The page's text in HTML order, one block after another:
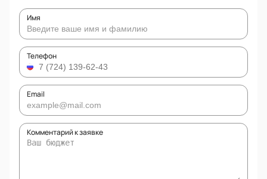
Имя
Телефон
Email
Комментарий к заявке